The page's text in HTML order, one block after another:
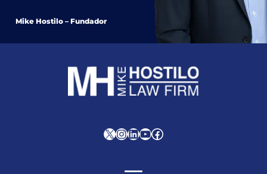
Mike Hostilo – Fundador
XInstagram
LinkedIn
YouTube
Facebook